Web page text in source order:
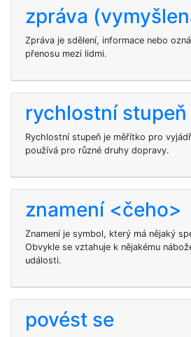
zpráva
Zpráva je sdělení, informace nebo
přenosu mezi lidmi.
rychlostní stupeň
Rychlostní stupeň je měřítko pro
používá pro různé druhy dopravy.
znamení <čeho>
Znamení je symbol, který má nějaký
Obvykle se vztahuje k nějakému
události.
povést se